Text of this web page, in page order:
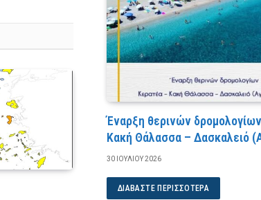
Έναρξη θερινών
Κακή Θάλασσα – Δασκαλειό
30 ΙΟΥΛΊΟΥ 2026
ΔΙΑΒΆΣΤΕ ΠΕΡΙΣΣΌΤΕΡΑ